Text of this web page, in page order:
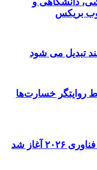
بریکس
تبدیل می شود
روایتگر خسارت‌ها
آغاز شد